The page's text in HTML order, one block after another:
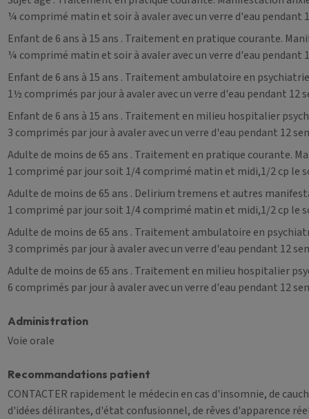
¼ comprimé matin et soir à avaler avec un verre d'eau pendant
Enfant de 6 ans à 15 ans . Traitement en pratique courante.
¼ comprimé matin et soir à avaler avec un verre d'eau pendant
Enfant de 6 ans à 15 ans . Traitement ambulatoire en
1½ comprimés par jour à avaler avec un verre d'eau pendant 12
Enfant de 6 ans à 15 ans . Traitement en milieu hospitalier
3 comprimés par jour à avaler avec un verre d'eau pendant 12
Adulte de moins de 65 ans . Traitement en pratique courante.
1 comprimé par jour soit 1/4 comprimé matin et midi,1/2 cp le
Adulte de moins de 65 ans . Delirium tremens et autres
1 comprimé par jour soit 1/4 comprimé matin et midi,1/2 cp le
Adulte de moins de 65 ans . Traitement ambulatoire en
3 comprimés par jour à avaler avec un verre d'eau pendant 12
Adulte de moins de 65 ans . Traitement en milieu hospitalier
6 comprimés par jour à avaler avec un verre d'eau pendant 12
Administration
Voie orale
Recommandations patient
CONTACTER rapidement le médecin en cas d'insomnie, de
d'idées délirantes, d'état confusionnel, de rêves d'apparence